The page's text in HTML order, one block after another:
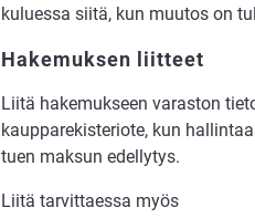
kuluessa siitä, kun muutos on
Hakemuksen liitteet
Liitä hakemukseen varaston
kaupparekisteriote, kun
tuen maksun edellytys.
Liitä tarvittaessa myös